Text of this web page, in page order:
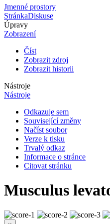
Jmenné prostory
StránkaDiskuse
Úpravy
Zobrazení
Číst
Zobrazit zdroj
Zobrazit historii
Nástroje
Nástroje
Odkazuje sem
Související změny
Načíst soubor
Verze k tisku
Trvalý odkaz
Informace o stránce
Citovat stránku
Musculus